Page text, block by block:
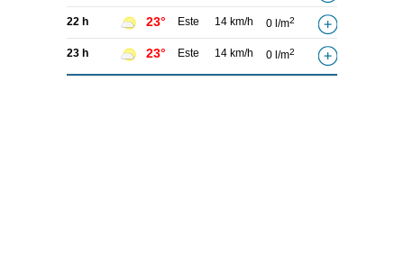
22 h 23° Este 14 km/h 0 l/m2
23 h 23° Este 14 km/h 0 l/m2